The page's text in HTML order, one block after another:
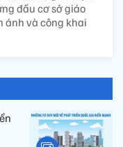
đầu cơ sở giáo
ánh và công khai